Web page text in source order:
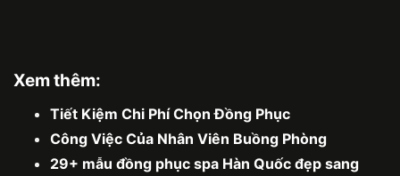
Xem thêm:
Tiết Kiệm Chi Phí Chọn Đồng Phục
Công Việc Của Nhân Viên Buồng Phòng
29+ mẫu đồng phục spa Hàn Quốc đẹp sang